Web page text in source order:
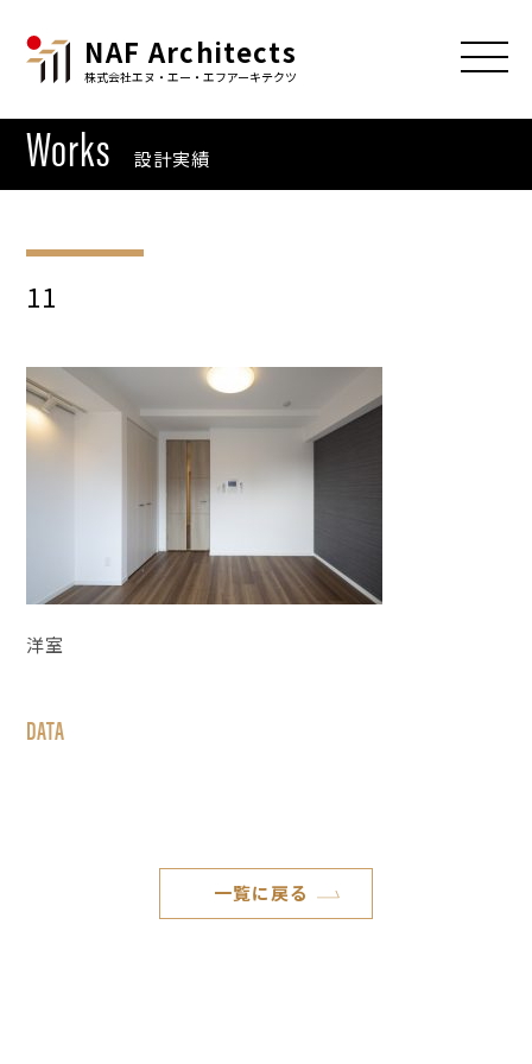
NAF Architects
株式会社エヌ・エー・エフアーキテクツ
Works 設計実績
11
洋室
DATA
一覧に戻る